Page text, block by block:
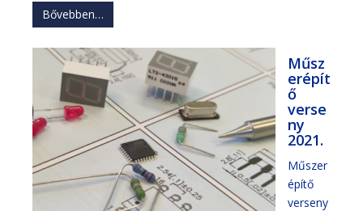
Bővebben…
Műsz
erépít
ő
verse
ny
2021.
Műszer
építő
verseny